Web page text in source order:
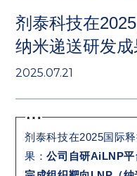
剂泰科技在
纳米递送研发成
2025.07.21
剂泰科技在2025国际
果：公司自研AiLNP